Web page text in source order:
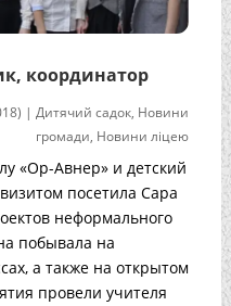
координатор
|Дитячий садок, Новини
громади, Новини ліцею
«Ор-Авнер» и детский
посетила Сара
неформального
побывала на
а также на открытом
провели учителя